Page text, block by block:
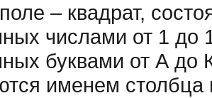
– квадрат,
числами от 1 до
буквами от А до
именем столбца